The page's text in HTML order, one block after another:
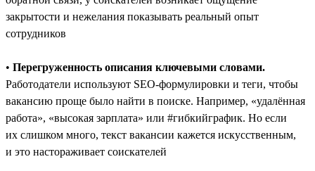
закрытости и нежелания показывать реальный опыт
сотрудников
• Перегруженность описания ключевыми словами.
Работодатели используют SEO-формулировки и теги, чтобы
вакансию проще было найти в поиске. Например, «удалённая
работа», «высокая зарплата» или #гибкийграфик. Но если
их слишком много, текст вакансии кажется искусственным,
и это настораживает соискателей